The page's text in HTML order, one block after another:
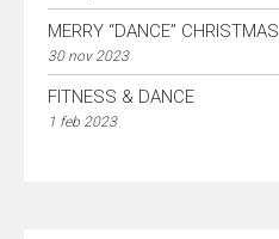
MERRY “DANCE” CHRISTMAS
30 nov 2023
FITNESS & DANCE
1 feb 2023